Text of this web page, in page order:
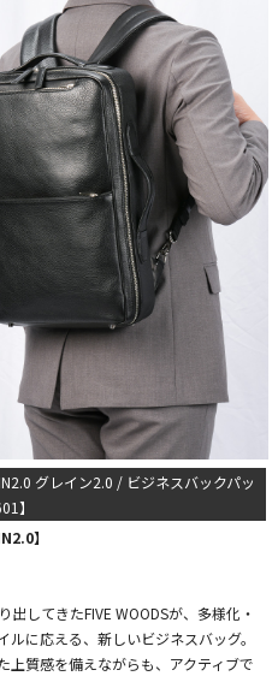
グレイン2.0 / ビジネスバックパッ
】
】
してきたFIVE WOODSが、多様化・
に応える、新しいビジネスバッグ。
上質感を備えながらも、アクティブで